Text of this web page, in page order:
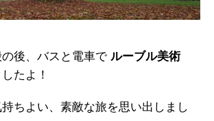
後、バスと電車で ルーブル美術
たよ！
ちよい、素敵な旅を思い出しまし